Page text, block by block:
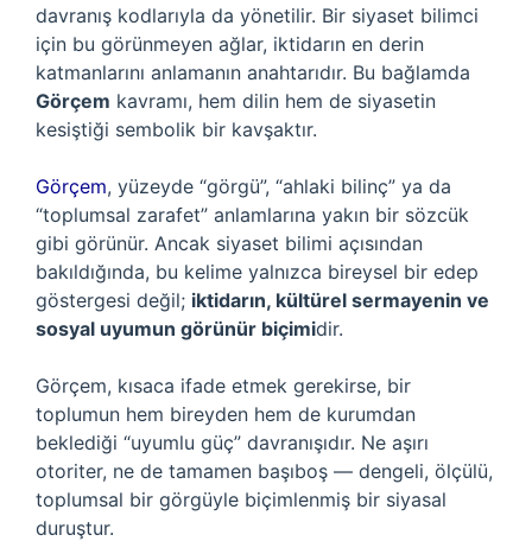
davranış kodlarıyla da yönetilir. Bir siyaset bilimci
için bu görünmeyen ağlar, iktidarın en derin
katmanlarını anlamanın anahtarıdır. Bu bağlamda
Görçem kavramı, hem dilin hem de siyasetin
kesiştiği sembolik bir kavşaktır.
Görçem, yüzeyde “görgü”, “ahlaki bilinç” ya da
“toplumsal zarafet” anlamlarına yakın bir sözcük
gibi görünür. Ancak siyaset bilimi açısından
bakıldığında, bu kelime yalnızca bireysel bir edep
göstergesi değil; iktidarın, kültürel sermayenin ve
sosyal uyumun görünür biçimidir.
Görçem, kısaca ifade etmek gerekirse, bir
toplumun hem bireyden hem de kurumdan
beklediği “uyumlu güç” davranışıdır. Ne aşırı
otoriter, ne de tamamen başıboş — dengeli, ölçülü,
toplumsal bir görgüyle biçimlenmiş bir siyasal
duruştur.